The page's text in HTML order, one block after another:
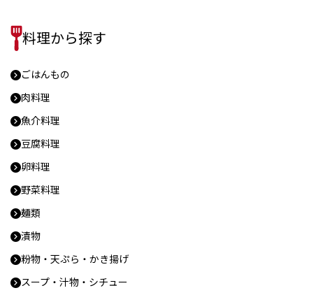
料理から探す
ごはんもの
肉料理
魚介料理
豆腐料理
卵料理
野菜料理
麺類
漬物
粉物・天ぷら・かき揚げ
スープ・汁物・シチュー